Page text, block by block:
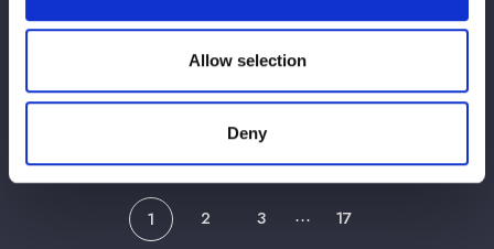
Allow selection
Deny
2026/06/25 Aparições na mídia
【7/4愛媛・今治大会PR】 伊藤麻希選手が
1 2 3 ⋯ 17